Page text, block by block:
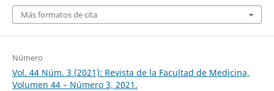
Más formatos de cita
Número
Vol. 44 Núm. 3 (2021): Revista de la Facultad de Medicina,
Volumen 44 – Número 3, 2021.